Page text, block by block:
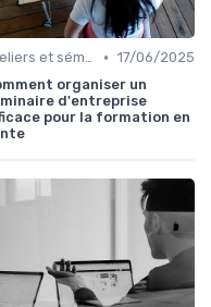
Ateliers et séminaires • 17/06/2025
organiser un
d'entreprise
pour la formation en